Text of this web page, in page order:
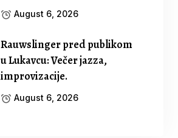
August 6, 2026
Rauwslinger pred publikom
u Lukavcu: Večer jazza,
improvizacije.
August 6, 2026